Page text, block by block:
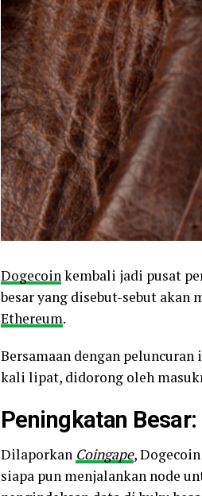
Dogecoinkembali jadi pusat
besar yang disebut-sebut akan
Ethereum.
Bersamaan dengan
kali lipat, didorong oleh
Peningkatan
Dilaporkan Coingape,
siapa pun menjalankan node